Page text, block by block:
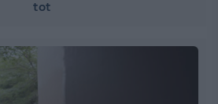
tot